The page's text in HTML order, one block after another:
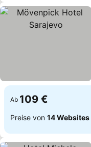
Ab 109 €
Preise von 14 Websites